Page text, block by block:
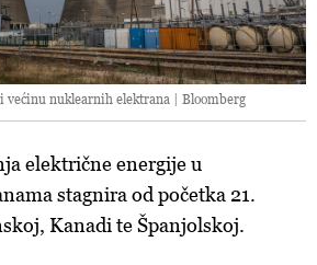
većinu nuklearnih elektrana | Bloomberg
električne energije u
stagnira od početka 21.
Kanadi te Španjolskoj.